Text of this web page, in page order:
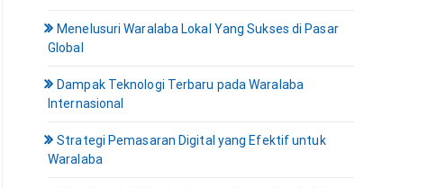
Menelusuri Waralaba Lokal Yang Sukses di Pasar
Global
Dampak Teknologi Terbaru pada Waralaba
Internasional
Strategi Pemasaran Digital yang Efektif untuk
Waralaba